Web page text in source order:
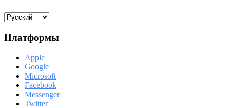
Платформы
Apple
Google
Microsoft
Facebook
Messenger
Twitter